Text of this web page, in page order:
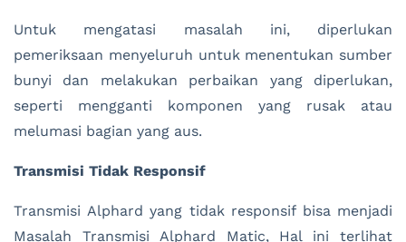
Untuk mengatasi masalah ini, diperlukan
pemeriksaan menyeluruh untuk menentukan sumber
bunyi dan melakukan perbaikan yang diperlukan,
seperti mengganti komponen yang rusak atau
melumasi bagian yang aus.
Transmisi Tidak Responsif
Transmisi Alphard yang tidak responsif bisa menjadi
Masalah Transmisi Alphard Matic, Hal ini terlihat